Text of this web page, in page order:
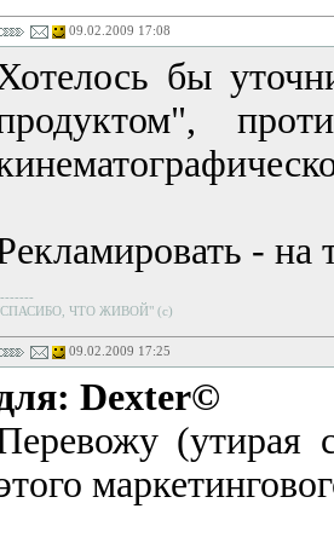
09.02.2009 17:08
бы
- на
ЧТО ЖИВОЙ" (с)
09.02.2009 17:25
Dexter©
(утирая